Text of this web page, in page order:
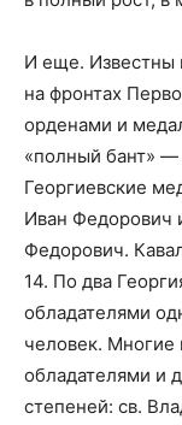
И еще. Известны
на фронтах
орденами и
«полный бант» —
Георгиевские
Иван Федорович
Федорович.
14. По два
обладателями
человек. Многие
обладателями и
степеней: св.